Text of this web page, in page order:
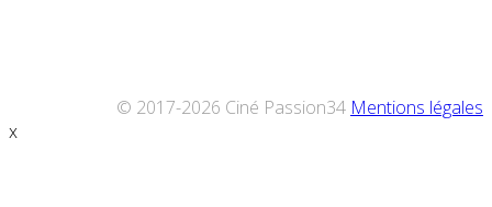
© 2017-2026 Ciné Passion34 Mentions légales
x